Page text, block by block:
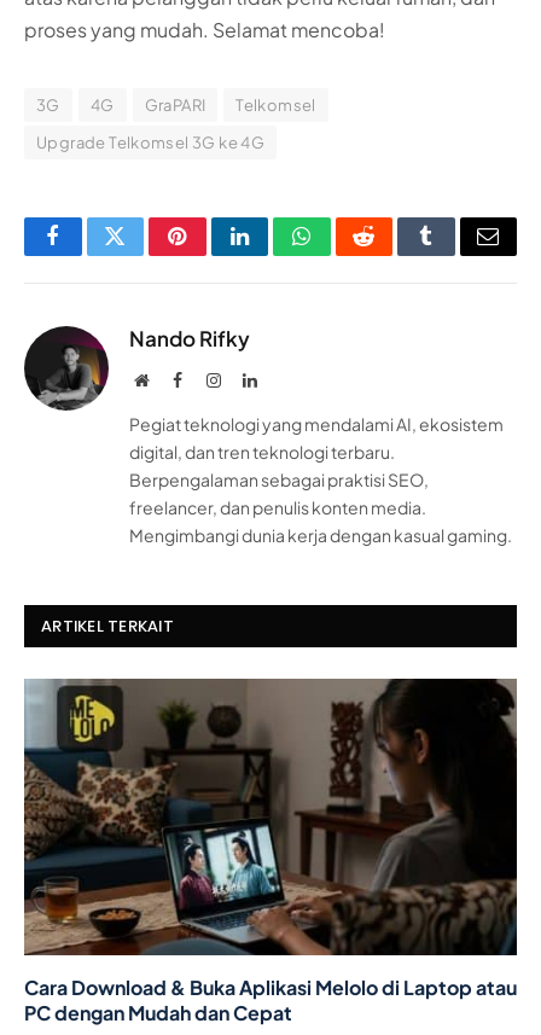
proses yang mudah. Selamat mencoba!
3G 4G GraPARI
Telkomsel
Upgrade Telkomsel 3G ke 4G
FacebookTwitterPinterestLinkedInWhatsAppRedditTumblrEmail
Nando Rifky
WebsiteFacebookInstagramLinkedIn
Pegiat teknologi yang mendalami AI, ekosistem
digital, dan tren teknologi terbaru.
Berpengalaman sebagai praktisi SEO,
freelancer, dan penulis konten media.
Mengimbangi dunia kerja dengan kasual gaming.
ARTIKEL TERKAIT
Cara Download & Buka Aplikasi Melolo di Laptop atau
PC dengan Mudah dan Cepat